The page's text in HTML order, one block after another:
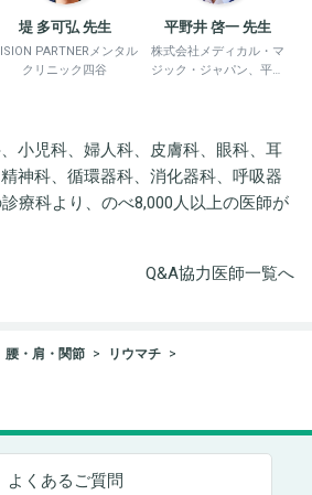
堤 多可弘 先生
PARTNERメンタル
クリニック四谷
平野井 啓一 先生
株式会社メディカル・マ
ジック・ジャパン、平野
小児科、婦人科、皮膚科、眼科、耳
神科、循環器科、消化器科、呼吸器
療科より、のべ8,000人以上の医師が
Q&A協力医師一覧へ
腰・肩・関節 リウマチ
よくあるご質問